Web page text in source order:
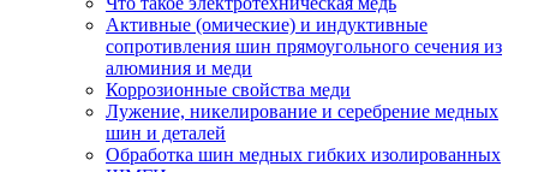
Активные (омические) и индуктивные
сопротивления шин прямоугольного сечения из
алюминия и меди
Коррозионные свойства меди
Лужение, никелирование и серебрение медных
шин и деталей
Обработка шин медных гибких изолированных